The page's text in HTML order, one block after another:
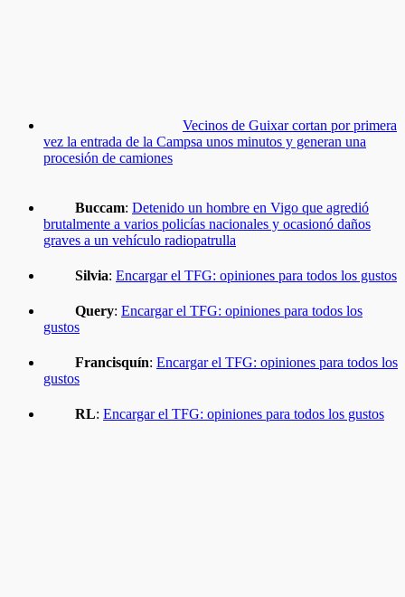
Vecinos de Guixar cortan por primera
vez la entrada de la Campsa unos minutos y generan una
procesión de camiones
Buccam: Detenido un hombre en Vigo que agredió
brutalmente a varios policías nacionales y ocasionó daños
graves a un vehículo radiopatrulla
Silvia: Encargar el TFG: opiniones para todos los gustos
Query: Encargar el TFG: opiniones para todos los
gustos
Francisquín: Encargar el TFG: opiniones para todos los
gustos
RL: Encargar el TFG: opiniones para todos los gustos